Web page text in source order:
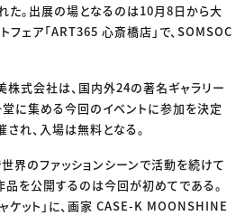
た。出展の場となるのは10月8日から大
ェア「ART365 心斎橋店」で、SOMSOC
株式会社は、国内外24の著名ギャラリー
堂に集める今回のイベントに参加を決定
れ、入場は無料となる。
界のファッションシーンで活動を続けて
品を公開するのは今回が初めてである。
ケット」に、画家 CASE-K MOONSHINE